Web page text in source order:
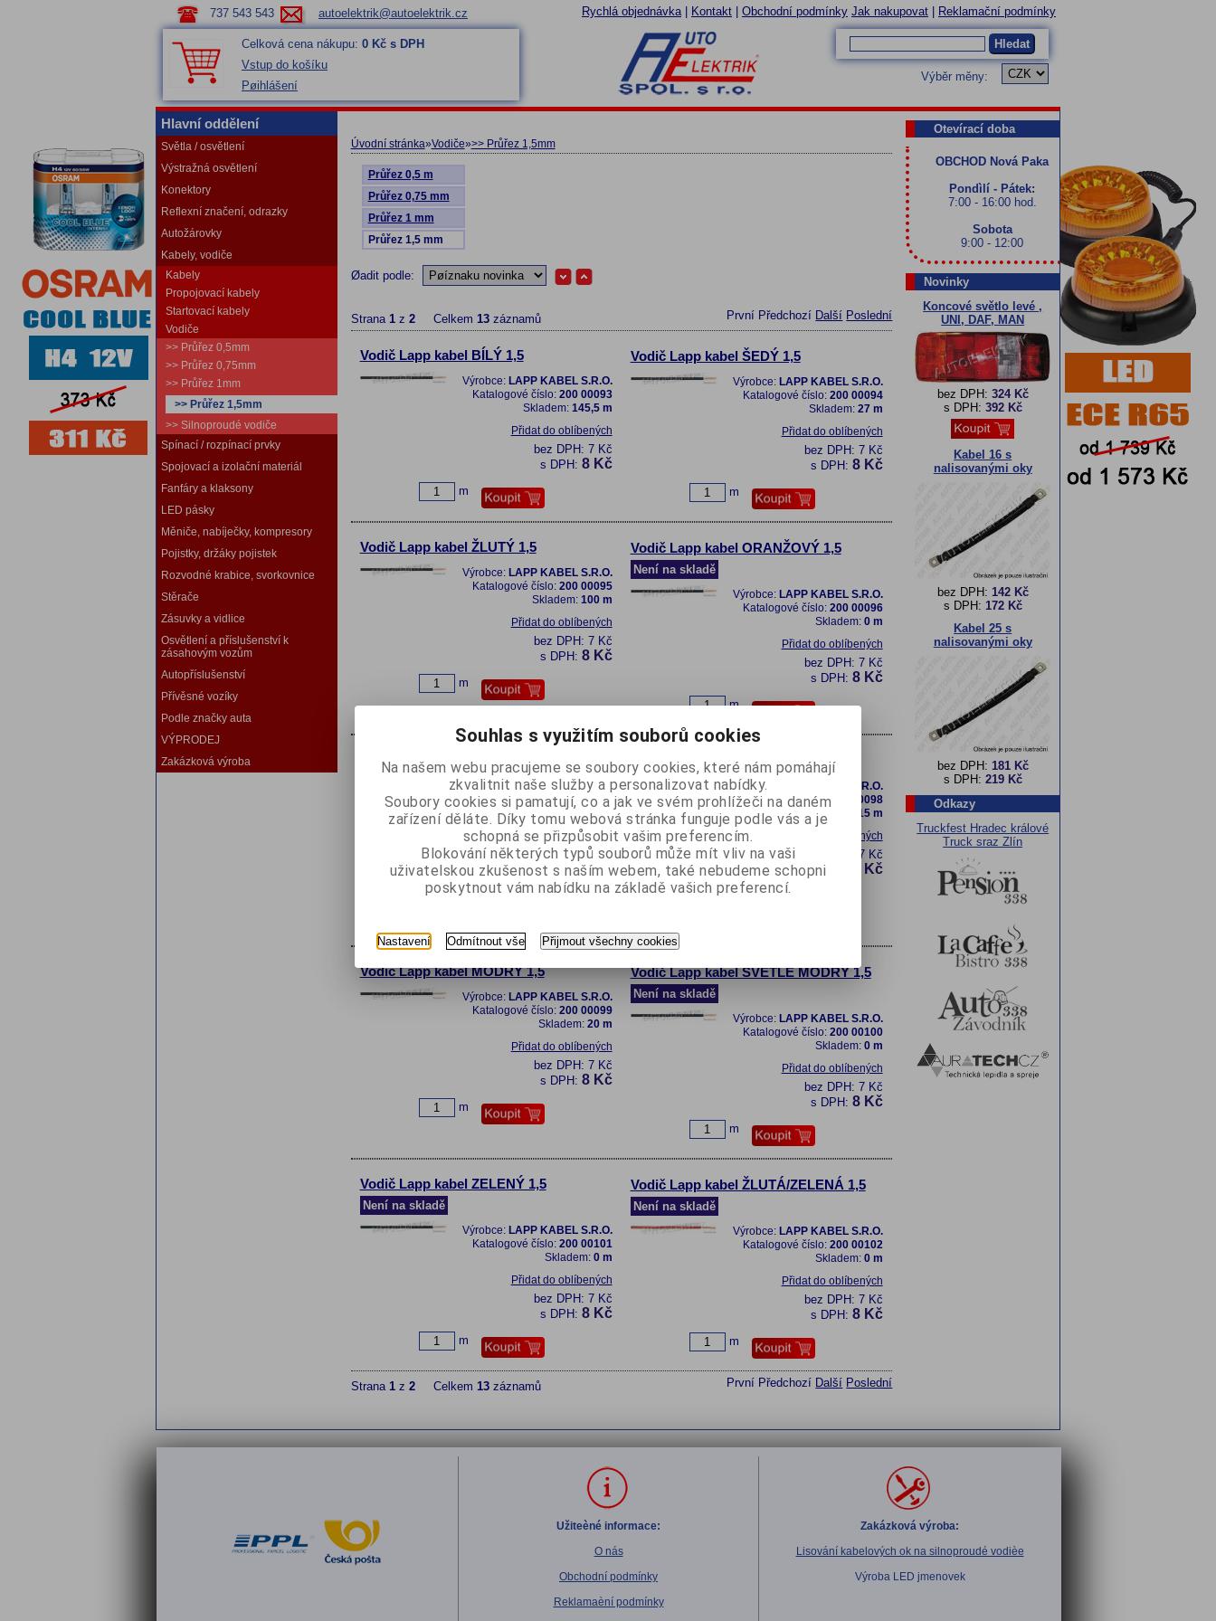
Rychlá objednávka Kontakt Obchodní podmínky Jak nakupovat Reklamační podmínky
737 543 543 autoelektrik@autoelektrik.cz
Celková cena nákupu: 0 Kč s DPH
Vstup do košíku
Pøihlášení
Hledat
Výběr měny:
Hlavní oddělení
Světla / osvětlení
Výstražná osvětlení
Konektory
Reflexní značení, odrazky
Autožárovky
Kabely, vodiče
Kabely
Propojovací kabely
Startovací kabely
Vodiče
>> Průřez 0,5mm
>> Průřez 0,75mm
>> Průřez 1mm
>> Průřez 1,5mm
>> Silnoproudé vodiče
Spínací / rozpínací prvky
Spojovací a izolační materiál
Fanfáry a klaksony
LED pásky
Měniče, nabíječky, kompresory
Pojistky, držáky pojistek
Rozvodné krabice, svorkovnice
Stěrače
Zásuvky a vidlice
Osvětlení a příslušenství k
zásahovým vozům
Autopříslušenství
Přívěsné vozíky
Podle značky auta
VÝPRODEJ
Zakázková výroba
Úvodní stránka»Vodiče»>> Průřez 1,5mm
Průřez 0,5 m
Průřez 0,75 mm
Průřez 1 mm
Průřez 1,5 mm
Øadit podle:
Strana 1z 2Celkem 13záznamů První Předchozí Další Poslední
Vodič Lapp kabel BÍLÝ 1,5
Výrobce: LAPP KABEL S.R.O.
Katalogové číslo: 200 00093
Skladem: 145,5 m
Přidat do oblíbených
bez DPH: 7 Kč
s DPH: 8 Kč
m
Vodič Lapp kabel ŠEDÝ 1,5
Výrobce: LAPP KABEL S.R.O.
Katalogové číslo: 200 00094
Skladem: 27 m
Přidat do oblíbených
bez DPH: 7 Kč
s DPH: 8 Kč
m
Vodič Lapp kabel ŽLUTÝ 1,5
Výrobce: LAPP KABEL S.R.O.
Katalogové číslo: 200 00095
Skladem: 100 m
Přidat do oblíbených
bez DPH: 7 Kč
s DPH: 8 Kč
m
Vodič Lapp kabel ORANŽOVÝ 1,5
Není na skladě
Výrobce: LAPP KABEL S.R.O.
Katalogové číslo: 200 00096
Skladem: 0 m
Přidat do oblíbených
bez DPH: 7 Kč
s DPH: 8 Kč
m
Vodič Lapp kabel RUDÝ 1,5
Výrobce:LAPP KABEL S.R.O.
Katalogové číslo:200 00097
Skladem:0 m
Přidat do oblíbených
bez DPH: 7 Kč
s DPH:8 Kč
Vodič Lapp kabel FIALOVÝ 1,5
Výrobce:
LAPP KABEL S.R.O.
Katalogové číslo:200 00098
Skladem:
15 m
Přidat do oblíbených
7 Kč
s DPH:
8 Kč
m
Vodič Lapp kabel MODRÝ 1,5
Výrobce: LAPP KABEL S.R.O.
Katalogové číslo: 200 00099
Skladem: 20 m
Přidat do oblíbených
bez DPH: 7 Kč
s DPH: 8 Kč
m
Vodič Lapp kabel SVĚTLE MODRÝ 1,5
Není na skladě
Výrobce: LAPP KABEL S.R.O.
Katalogové číslo: 200 00100
Skladem: 0 m
Přidat do oblíbených
bez DPH: 7 Kč
s DPH: 8 Kč
m
Vodič Lapp kabel ZELENÝ 1,5
Není na skladě
Výrobce: LAPP KABEL S.R.O.
Katalogové číslo: 200 00101
Skladem: 0 m
Přidat do oblíbených
bez DPH: 7 Kč
s DPH: 8 Kč
m
Vodič Lapp kabel ŽLUTÁ/ZELENÁ 1,5
Není na skladě
Výrobce: LAPP KABEL S.R.O.
Katalogové číslo: 200 00102
Skladem: 0 m
Přidat do oblíbených
bez DPH: 7 Kč
s DPH: 8 Kč
m
Strana 1z 2Celkem 13záznamů První Předchozí Další Poslední
Otevírací doba
OBCHOD Nová Paka
Pondìlí - Pátek:
7:00 - 16:00 hod.
Sobota
9:00 - 12:00
Novinky
Koncové světlo levé ,
UNI, DAF, MAN
bez DPH: 324 Kč
s DPH: 392 Kč
Kabel 16 s
nalisovanými oky
bez DPH: 142 Kč
s DPH: 172 Kč
Kabel 25 s
nalisovanými oky
bez DPH: 181 Kč
s DPH: 219 Kč
Odkazy
Truckfest Hradec králové
Truck sraz Zlín
Užiteèné informace:
O nás
Obchodní podmínky
Reklamaèní podmínky
Zakázková výroba:
Lisování kabelových ok na silnoproudé vodièe
Výroba LED jmenovek
Souhlas s využitím souborů cookies
Na našem webu pracujeme se soubory cookies, které nám pomáhají
zkvalitnit naše služby a personalizovat nabídky.
Soubory cookies si pamatují, co a jak ve svém prohlížeči na daném
zařízení děláte. Díky tomu webová stránka funguje podle vás a je
schopná se přizpůsobit vašim preferencím.
Blokování některých typů souborů může mít vliv na vaši
uživatelskou zkušenost s naším webem, také nebudeme schopni
poskytnout vám nabídku na základě vašich preferencí.
Nastavení Odmítnout vše Přijmout všechny cookies